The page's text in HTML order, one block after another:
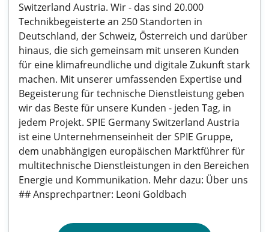
Switzerland Austria. Wir - das sind 20.000
Technikbegeisterte an 250 Standorten in
Deutschland, der Schweiz, Österreich und darüber
hinaus, die sich gemeinsam mit unseren Kunden
für eine klimafreundliche und digitale Zukunft stark
machen. Mit unserer umfassenden Expertise und
Begeisterung für technische Dienstleistung geben
wir das Beste für unsere Kunden - jeden Tag, in
jedem Projekt. SPIE Germany Switzerland Austria
ist eine Unternehmenseinheit der SPIE Gruppe,
dem unabhängigen europäischen Marktführer für
multitechnische Dienstleistungen in den Bereichen
Energie und Kommunikation. Mehr dazu: Über uns
## Ansprechpartner: Leoni Goldbach